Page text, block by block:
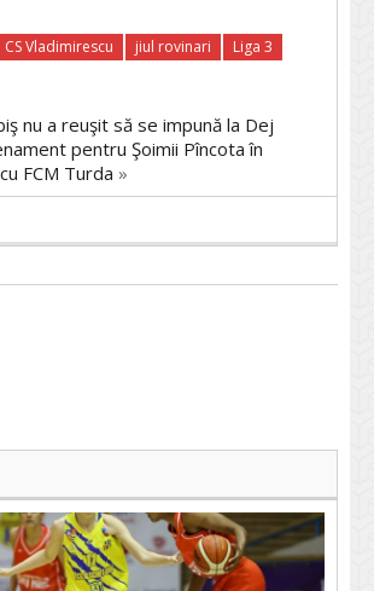
CS Vladimirescu jiul rovinari
Liga 3
nu a reuşit să se impună la Dej
pentru Şoimii Pîncota în
FCM Turda »